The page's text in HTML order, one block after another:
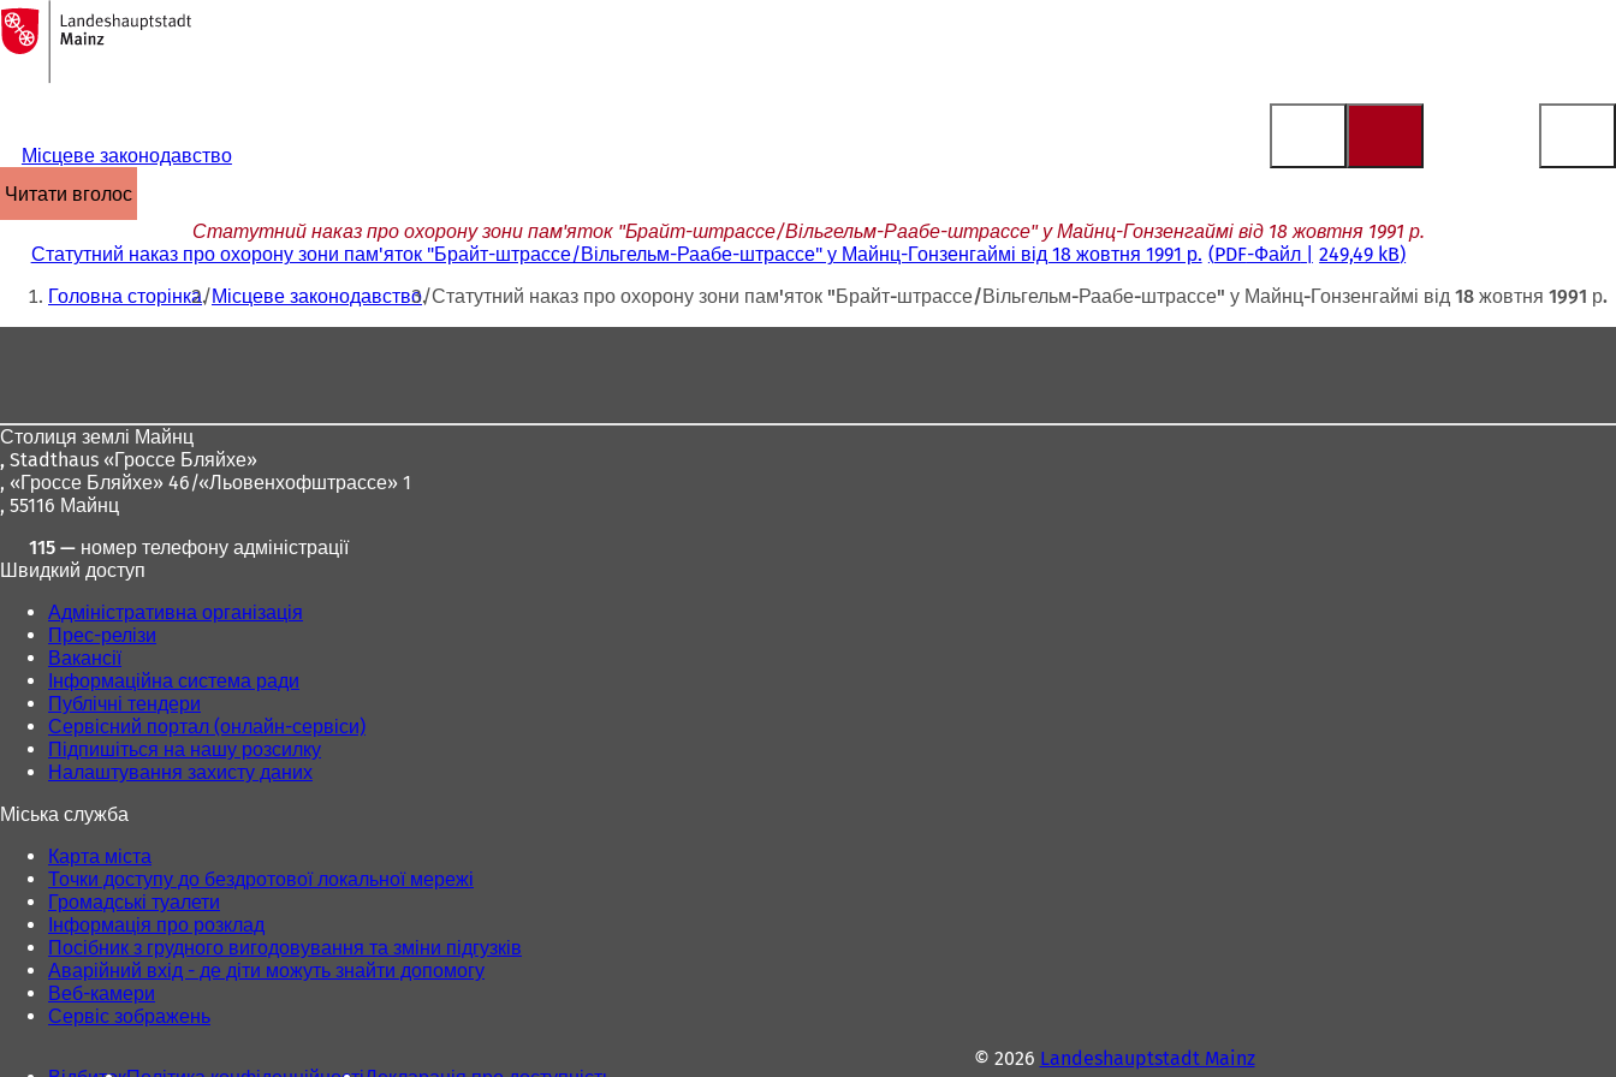
Перейти до змісту
На
головну
сторінку
Місцеве законодавство
читати вголос
Статутний наказ про охорону зони пам'яток "Брайт-штрассе/Вільгельм-Раабе-штрассе" у Майнц-Гонзенгаймі від 18 жовтня 1991 р.
Статутний наказ про охорону зони пам'яток "Брайт-штрассе/Вільгельм-Раабе-штрассе" у Майнц-Гонзенгаймі від 18 жовтня 1991 р. PDF-Файл 249,49 kB
Ти
тут:
Головна сторінка Місцеве законодавство Статутний наказ про охорону зони пам'яток "Брайт-штрассе/Вільгельм-Раабе-штрассе" у Майнц-Гонзенгаймі від 18 жовтня 1991 р.
Столиця землі Майнц
, Stadthaus «Гроссе Бляйхе»
, «Гроссе Бляйхе» 46/«Льовенхофштрассе» 1
, 55116 Майнц
115 — номер телефону адміністрації
Швидкий доступ
Адміністративна організація
Прес-релізи
Вакансії
Інформаційна система ради
Публічні тендери
Сервісний портал (онлайн-сервіси)
Підпишіться на нашу розсилку
Налаштування захисту даних
Міська служба
Карта міста
Точки доступу до бездротової локальної мережі
Громадські туалети
Інформація про розклад
Посібник з грудного вигодовування та зміни підгузків
Аварійний вхід - де діти можуть знайти допомогу
Веб-камери
Сервіс зображень
© 2026 Landeshauptstadt Mainz